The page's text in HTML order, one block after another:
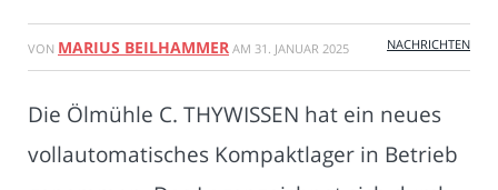
VON MARIUS BEILHAMMER AM 31. JANUAR 2025 NACHRICHTEN
Die Ölmühle C. THYWISSEN hat ein neues
vollautomatisches Kompaktlager in Betrieb